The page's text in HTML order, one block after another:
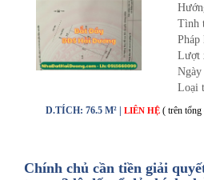
Tình
Pháp
Lượt
Ngày
Loại
D.TÍCH: 76.5 M² | LIÊN HỆ ( trên
Chính chủ cần tiền giải